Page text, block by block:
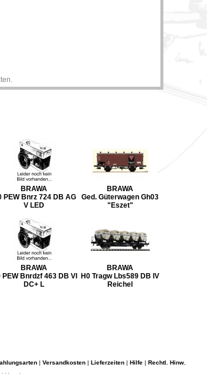
BRAWA
PEW Bnrz 724 DB AG
V LED
BRAWA
Ged. Güterwagen Gh03
"Eszet"
BRAWA
PEW Bnrdzf 463 DB VI
DC+ L
BRAWA
H0 Tragw Lbs589 DB IV
Reichel
| Versandkosten| Lieferzeiten| Hilfe| Rechtl. Hinw.